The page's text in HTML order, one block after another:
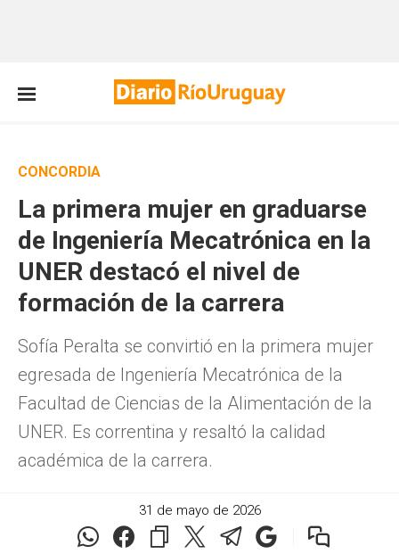
CONCORDIA
La primera mujer en graduarse
de Ingeniería Mecatrónica en la
UNER destacó el nivel de
formación de la carrera
Sofía Peralta se convirtió en la primera mujer
egresada de Ingeniería Mecatrónica de la
Facultad de Ciencias de la Alimentación de la
UNER. Es correntina y resaltó la calidad
académica de la carrera.
31 de mayo de 2026